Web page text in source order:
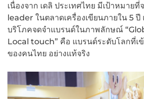
เนื่องจาก เดลิ ประเทศไทย มีเป้าหมาย
leader ในตลาดเครื่องเขียนภายใน 5 ปี
บริโภคจดจำแบรนด์ในภาพลักษณ์
Local touch” คือ แบรนด์ระดับโลกที่เ
ของคนไทย อย่างแท้จริง